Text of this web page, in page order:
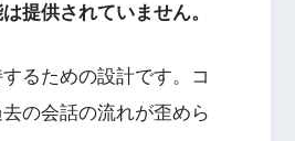
提供されていません。
るための設計です。コ
の会話の流れが歪めら